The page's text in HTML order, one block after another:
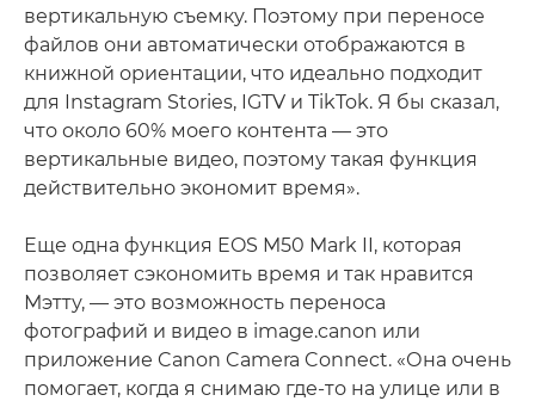
вертикальную съемку. Поэтому при переносе
файлов они автоматически отображаются в
книжной ориентации, что идеально подходит
для Instagram Stories, IGTV и TikTok. Я бы сказал,
что около 60% моего контента — это
вертикальные видео, поэтому такая функция
действительно экономит время».
Еще одна функция EOS M50 Mark II, которая
позволяет сэкономить время и так нравится
Мэтту, — это возможность переноса
фотографий и видео в image.canon или
приложение Canon Camera Connect. «Она очень
помогает, когда я снимаю где-то на улице или в